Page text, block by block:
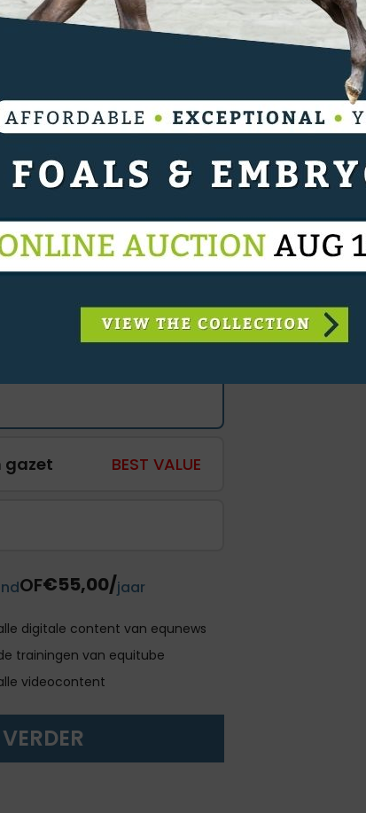
is exclusief
leden
toegang tot
koop
gazet BEST VALUE
OF€55,00/jaar
digitale content van equnews
trainingen van equitube
videocontent